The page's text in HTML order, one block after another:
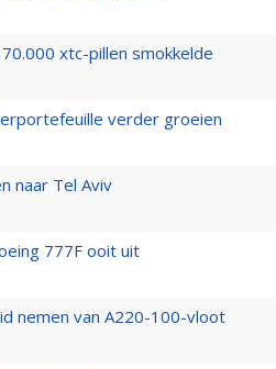
xtc-pillen smokkelde
verder groeien
naar Tel Aviv
777F ooit uit
nemen van A220-100-vloot